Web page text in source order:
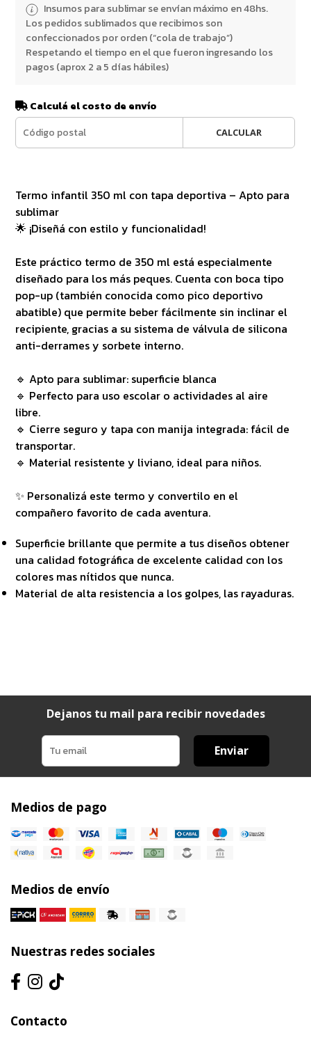
Insumos para sublimar se envían máximo en 48hs.
Los pedidos sublimados que recibimos son
confeccionados por orden (“cola de trabajo”)
Respetando el tiempo en el que fueron ingresando los
pagos (aprox 2 a 5 días hábiles)
Calculá el costo de envío
CALCULAR
Termo infantil 350 ml con tapa deportiva – Apto para
sublimar
🌟 ¡Diseñá con estilo y funcionalidad!
Este práctico termo de 350 ml está especialmente
diseñado para los más peques. Cuenta con boca tipo
pop-up (también conocida como pico deportivo
abatible) que permite beber fácilmente sin inclinar el
recipiente, gracias a su sistema de válvula de silicona
anti-derrames y sorbete interno.
🔹 Apto para sublimar: superficie blanca
🔹 Perfecto para uso escolar o actividades al aire
libre.
🔹 Cierre seguro y tapa con manija integrada: fácil de
transportar.
🔹 Material resistente y liviano, ideal para niños.
✨ Personalizá este termo y convertilo en el
compañero favorito de cada aventura.
Superficie brillante que permite a tus diseños obtener
una calidad fotográfica de excelente calidad con los
colores mas nítidos que nunca.
Material de alta resistencia a los golpes, las rayaduras.
Dejanos tu mail para recibir novedades
Enviar
Medios de pago
Medios de envío
Nuestras redes sociales
Contacto